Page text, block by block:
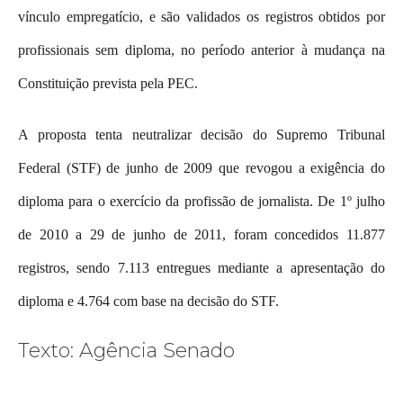
vínculo empregatício, e são validados os registros obtidos por
profissionais sem diploma, no período anterior à mudança na
Constituição prevista pela PEC.
A proposta tenta neutralizar decisão do Supremo Tribunal
Federal (STF) de junho de 2009 que revogou a exigência do
diploma para o exercício da profissão de jornalista. De 1º julho
de 2010 a 29 de junho de 2011, foram concedidos 11.877
registros, sendo 7.113 entregues mediante a apresentação do
diploma e 4.764 com base na decisão do STF.
Texto: Agência Senado